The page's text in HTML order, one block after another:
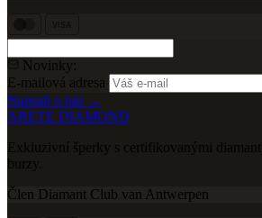
Novinky:
E-mailová adresa
Napsali o nás →
ARETE DIAMOND
Exkluzivní šperky s certifikovanými
burzy.
Člen Diamant Club van Antwerpen